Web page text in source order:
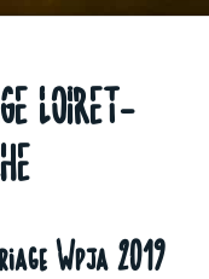
LOIRET-
Wpja 2019